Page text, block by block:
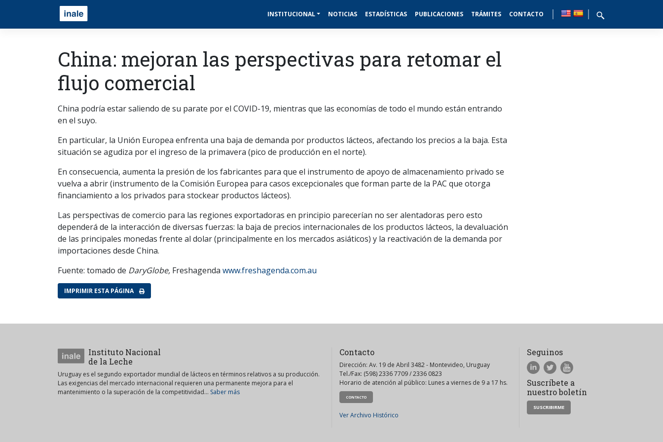
INSTITUCIONAL NOTICIAS ESTADÍSTICAS PUBLICACIONES TRÁMITES CONTACTO
China: mejoran las perspectivas para retomar el
flujo comercial
China podría estar saliendo de su parate por el COVID-19, mientras que las economías de todo el mundo están entrando
en el suyo.
En particular, la Unión Europea enfrenta una baja de demanda por productos lácteos, afectando los precios a la baja. Esta
situación se agudiza por el ingreso de la primavera (pico de producción en el norte).
En consecuencia, aumenta la presión de los fabricantes para que el instrumento de apoyo de almacenamiento privado se
vuelva a abrir (instrumento de la Comisión Europea para casos excepcionales que forman parte de la PAC que otorga
financiamiento a los privados para stockear productos lácteos).
Las perspectivas de comercio para las regiones exportadoras en principio parecerían no ser alentadoras pero esto
dependerá de la interacción de diversas fuerzas: la baja de precios internacionales de los productos lácteos, la devaluación
de las principales monedas frente al dolar (principalmente en los mercados asiáticos) y la reactivación de la demanda por
importaciones desde China.
Fuente: tomado de DaryGlobe, Freshagenda www.freshagenda.com.au
IMPRIMIR ESTA PÁGINA
Instituto Nacional
de la Leche
Uruguay es el segundo exportador mundial de lácteos en términos relativos a su producción.
Las exigencias del mercado internacional requieren una permanente mejora para el
mantenimiento o la superación de la competitividad... Saber más
Contacto
Dirección: Av. 19 de Abril 3482 - Montevideo, Uruguay
Tel./Fax: (598) 2336 7709 / 2336 0823
Horario de atención al público: Lunes a viernes de 9 a 17 hs.
CONTACTO
Ver Archivo Histórico
Seguinos
Suscríbete a
nuestro boletín
SUSCRIBIRME